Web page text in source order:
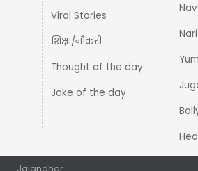
Viral Stories
शिक्षा/नौकरी
Thought of the day
Joke of the day
Nari
Yum
Jalandhar